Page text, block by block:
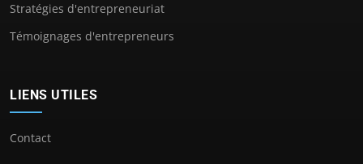
Stratégies d'entrepreneuriat
Témoignages d'entrepreneurs
LIENS UTILES
Contact